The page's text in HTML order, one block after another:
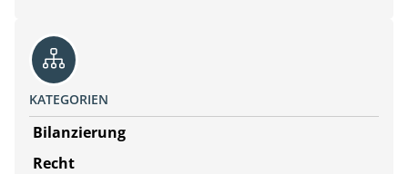
KATEGORIEN
Bilanzierung
Recht